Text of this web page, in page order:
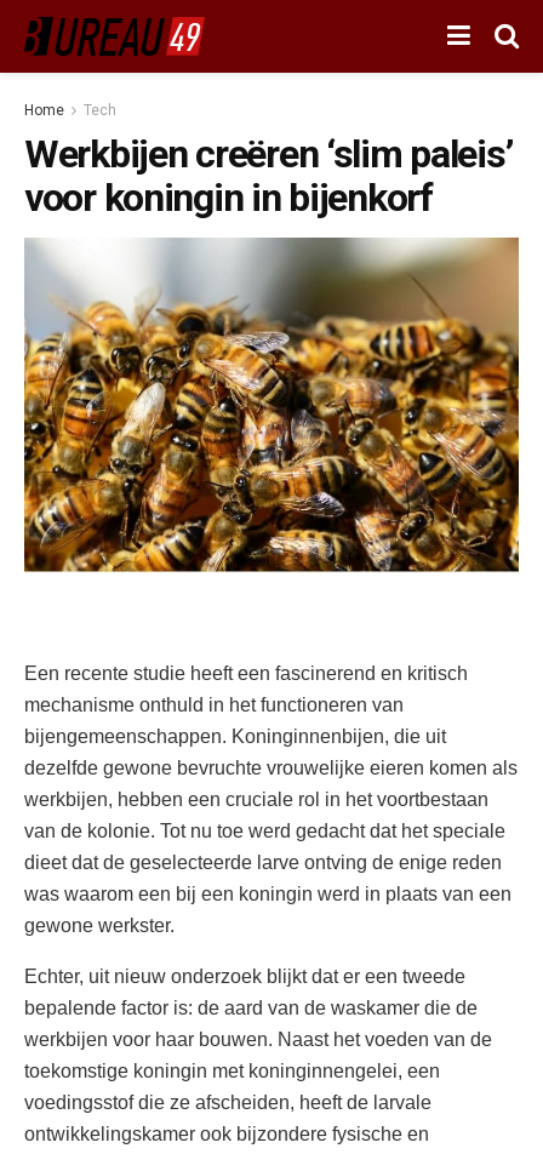
Home Tech
Werkbijen creëren ‘slim paleis’
voor koningin in bijenkorf
Een recente studie heeft een fascinerend en kritisch
mechanisme onthuld in het functioneren van
bijengemeenschappen. Koninginnenbijen, die uit
dezelfde gewone bevruchte vrouwelijke eieren komen als
werkbijen, hebben een cruciale rol in het voortbestaan
van de kolonie. Tot nu toe werd gedacht dat het speciale
dieet dat de geselecteerde larve ontving de enige reden
was waarom een bij een koningin werd in plaats van een
gewone werkster.
Echter, uit nieuw onderzoek blijkt dat er een tweede
bepalende factor is: de aard van de waskamer die de
werkbijen voor haar bouwen. Naast het voeden van de
toekomstige koningin met koninginnengelei, een
voedingsstof die ze afscheiden, heeft de larvale
ontwikkelingskamer ook bijzondere fysische en